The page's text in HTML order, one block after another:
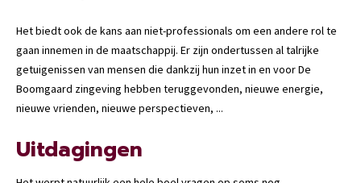
Het biedt ook de kans aan niet-professionals om een andere rol te
gaan innemen in de maatschappij. Er zijn ondertussen al talrijke
getuigenissen van mensen die dankzij hun inzet in en voor De
Boomgaard zingeving hebben teruggevonden, nieuwe energie,
nieuwe vrienden, nieuwe perspectieven, ...
Uitdagingen